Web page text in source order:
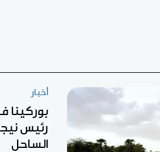
أخبار
بوركينا
رئيس
الساحل